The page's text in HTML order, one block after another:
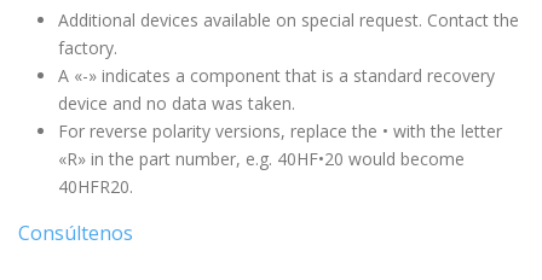
Additional devices available on special request. Contact the
factory.
A «-» indicates a component that is a standard recovery
device and no data was taken.
For reverse polarity versions, replace the • with the letter
«R» in the part number, e.g. 40HF•20 would become
40HFR20.
Consúltenos